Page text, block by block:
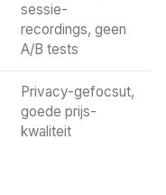
sessie-
recordings, geen
A/B tests
Privacy-gefocsut,
goede prijs-
kwaliteit